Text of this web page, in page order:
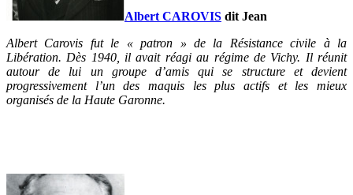
Albert CAROVIS dit Jean
Albert Carovis fut le « patron » de la Résistance civile à la
Libération. Dès 1940, il avait réagi au régime de Vichy. Il réunit
autour de lui un groupe d’amis qui se structure et devient
progressivement l’un des maquis les plus actifs et les mieux
organisés de la Haute Garonne.